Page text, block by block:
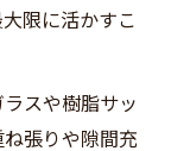
限に活かすこ
スや樹脂サッ
張りや隙間充